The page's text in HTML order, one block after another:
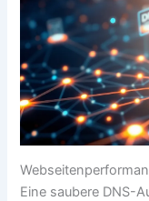
Eine saubere DNS-